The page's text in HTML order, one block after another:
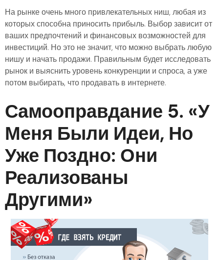
На рынке очень много привлекательных ниш, любая из
которых способна приносить прибыль. Выбор зависит от
ваших предпочтений и финансовых возможностей для
инвестиций. Но это не значит, что можно выбрать любую
нишу и начать продажи. Правильным будет исследовать
рынок и выяснить уровень конкуренции и спроса, а уже
потом выбирать, что продавать в интернете.
Самооправдание 5. «У
Меня Были Идеи, Но
Уже Поздно: Они
Реализованы
Другими»